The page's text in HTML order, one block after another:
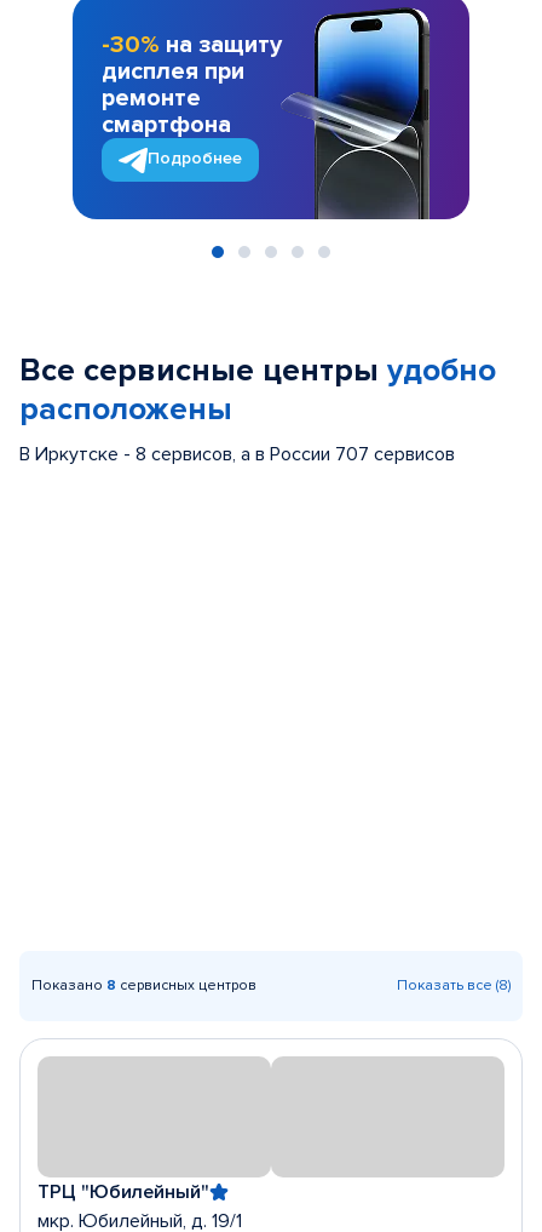
-30% на защиту
дисплея при
ремонте
смартфона
Подробнее
Все сервисные центры удобно
расположены
В Иркутске - 8 сервисов, а в России 707 сервисов
Показано 8 сервисных центров Показать все (8)
ТРЦ "Юбилейный"
мкр. Юбилейный, д. 19/1